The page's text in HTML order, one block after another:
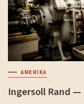
AMERIKA
Ingersoll Rand